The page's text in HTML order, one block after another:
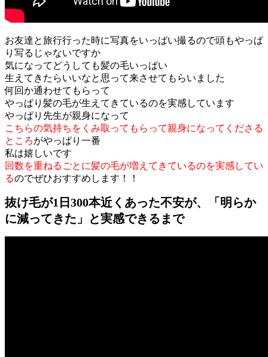
お友達と旅行行った時に写真をいっぱい撮るので頭もやっぱ
り写るじゃないですか
気になってどうしても髪の毛いっぱい
生えてきたらいいなと思って来させてもらいました
何回か通わせてもらって
やっぱり髪の毛が生えてきているのを実感しています
やっぱり先生が親身になって
こちらの気持ちをくみ取ってもらって親身になってくださる
ところがやっぱり一番
私は嬉しいです
回数を重ねるごとに髪の毛が増えてきているのを実感してい
るのでぜひおすすめします！！
抜け毛が1日300本近くあった不安が、「明らか
に減ってきた」と実感できるまで